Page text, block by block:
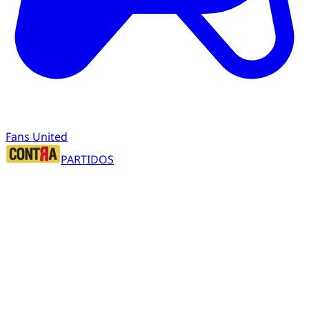
Fans United
PARTIDOS